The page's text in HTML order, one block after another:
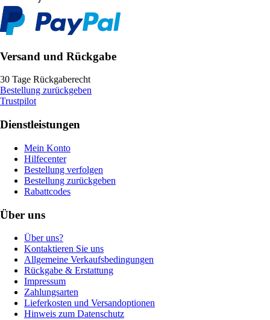
Versand und Rückgabe
30 Tage Rückgaberecht
Bestellung zurückgeben
Trustpilot
Dienstleistungen
Mein Konto
Hilfecenter
Bestellung verfolgen
Bestellung zurückgeben
Rabattcodes
Über uns
Über uns?
Kontaktieren Sie uns
Allgemeine Verkaufsbedingungen
Rückgabe & Erstattung
Impressum
Zahlungsarten
Lieferkosten und Versandoptionen
Hinweis zum Datenschutz